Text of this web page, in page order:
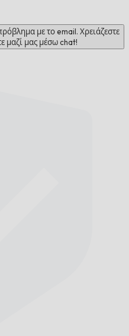
με το email. Χρειάζεστε
μαζί μας μέσω chat!